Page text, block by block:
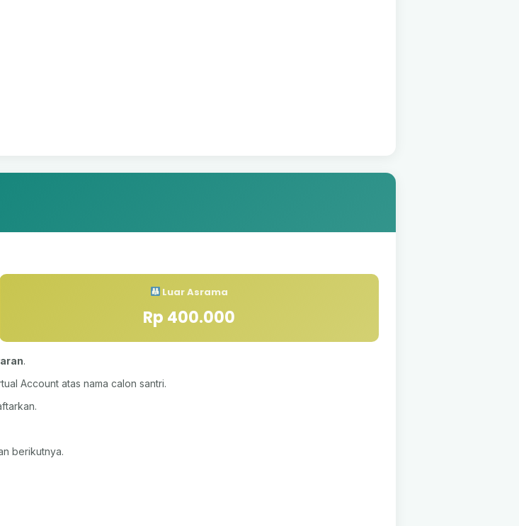
Luar Asrama
Rp 400.000
.
Account atas nama calon santri.
berikutnya.